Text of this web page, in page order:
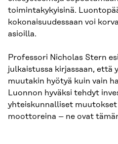
toimintakykyisinä.
kokonaisuudessaan voi
asioilla.
Professori Nicholas Stern
julkaistussa kirjassaan, että
muutakin hyötyä kuin vain
Luonnon hyväksi tehdyt
yhteiskunnalliset
moottoreina – ne ovat